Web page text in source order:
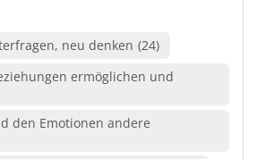
neu denken 24
ermöglichen und
den Emotionen andere